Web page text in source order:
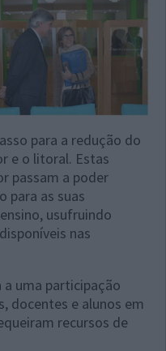
para a redução do
e o litoral. Estas
passam a poder
para as suas
usufruindo
nas
a uma participação
docentes e alunos em
recursos de